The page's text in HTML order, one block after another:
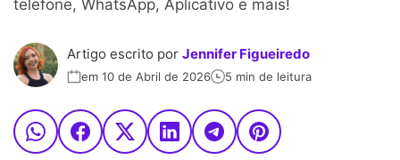
telefone, WhatsApp, Aplicativo e mais!
Artigo escrito por Jennifer Figueiredo
em 10 de Abril de 2026 5 min de leitura